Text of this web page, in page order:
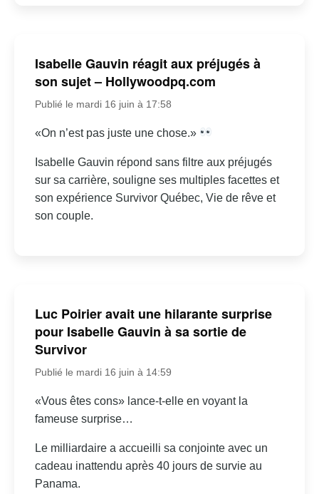
Isabelle Gauvin réagit aux préjugés à
son sujet – Hollywoodpq.com
Publié le mardi 16 juin à 17:58
«On n’est pas juste une chose.»
Isabelle Gauvin répond sans filtre aux préjugés
sur sa carrière, souligne ses multiples facettes et
son expérience Survivor Québec, Vie de rêve et
son couple.
Luc Poirier avait une hilarante surprise
pour Isabelle Gauvin à sa sortie de
Survivor
Publié le mardi 16 juin à 14:59
«Vous êtes cons» lance-t-elle en voyant la
fameuse surprise…
Le milliardaire a accueilli sa conjointe avec un
cadeau inattendu après 40 jours de survie au
Panama.